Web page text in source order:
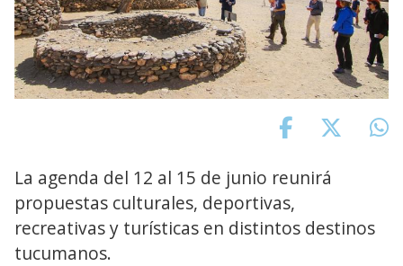
La agenda del 12 al 15 de junio reunirá
propuestas culturales, deportivas,
recreativas y turísticas en distintos destinos
tucumanos.